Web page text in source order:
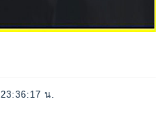
23:36:18 น.